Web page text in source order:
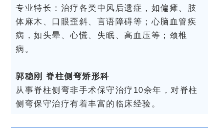
专业特长：治疗各类中风后遗症，如偏瘫、肢
体麻木、口眼歪斜、言语障碍等；心脑血管疾
病，如头晕、心慌、失眠、高血压等；颈椎
病。
郭稳刚 脊柱侧弯矫形科
从事脊柱侧弯非手术保守治疗10余年，对脊柱
侧弯保守治疗有着丰富的临床经验。